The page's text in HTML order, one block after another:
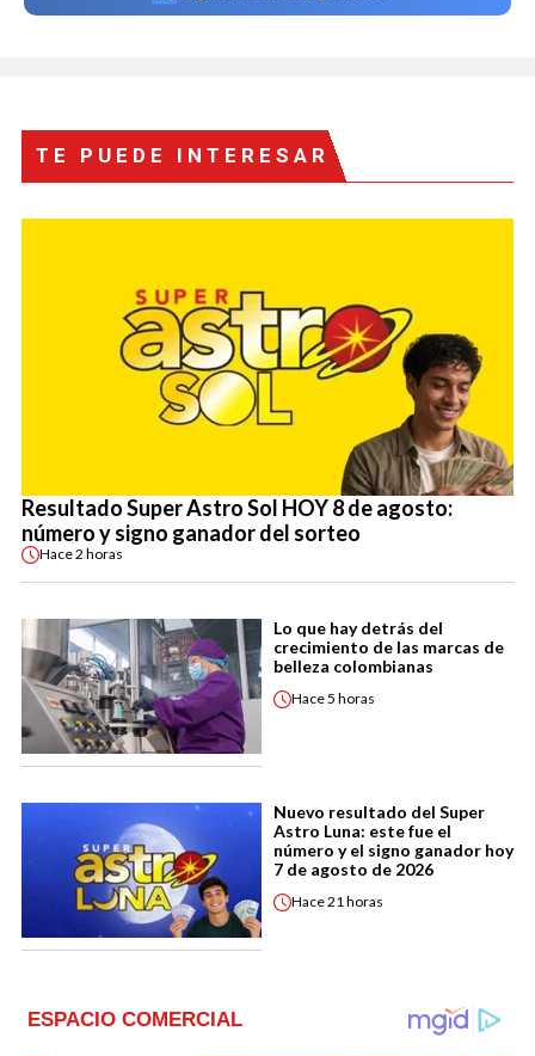
TE PUEDE INTERESAR
Resultado Super Astro Sol HOY 8 de agosto:
número y signo ganador del sorteo
Hace2 horas
Lo que hay detrás del
crecimiento de las marcas de
belleza colombianas
Hace5 horas
Nuevo resultado del Super
Astro Luna: este fue el
número y el signo ganador hoy
7 de agosto de 2026
Hace21 horas